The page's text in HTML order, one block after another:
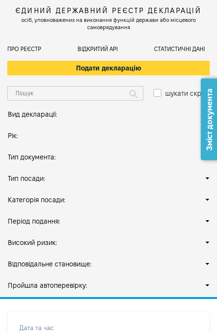
ЄДИНИЙ ДЕРЖАВНИЙ РЕЄСТР ДЕКЛАРАЦІЙ
осіб, уповноважених на виконання функцій держави або місцевого
самоврядування
ПРО РЕЄСТР ВІДКРИТИЙ АРІ СТАТИСТИЧНІ ДАНІ
Подати декларацію
шукати скрізь
Вид декларації:
Рік:
Тип документа:
Тип посади:
Категорія посади:
Період подання:
Високий ризик:
Відповідальне становище:
Пройшла автоперевірку:
Дата та час
Зміст документа